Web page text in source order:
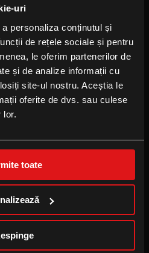
uri
personaliza conținutul și
de rețele sociale și pentru
le oferim partenerilor de
și de analize informații cu
site-ul nostru. Aceștia le
oferite de dvs. sau culese
lor.
toate
APPS